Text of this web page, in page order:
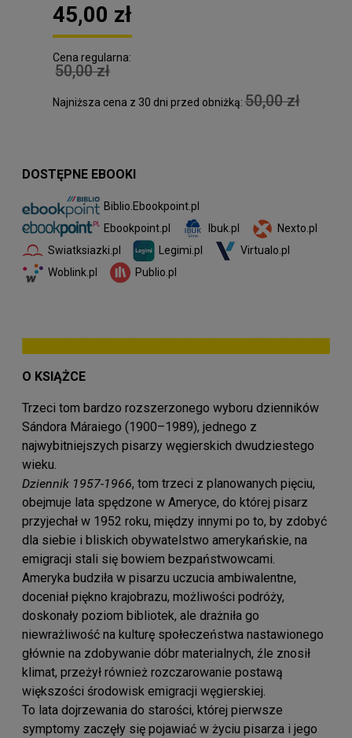
45,00 zł
Cena regularna:
50,00 zł
Najniższa cena z 30 dni przed obniżką:50,00 zł
DOSTĘPNE EBOOKI
Biblio.Ebookpoint.pl
Ebookpoint.pl
Ibuk.pl
Nexto.pl
Swiatksiazki.pl
Legimi.pl
Virtualo.pl
Woblink.pl
Publio.pl
O KSIĄŻCE
Trzeci tom bardzo rozszerzonego wyboru dzienników
Sándora Máraiego (1900–1989), jednego z
najwybitniejszych pisarzy węgierskich dwudziestego
wieku.
Dziennik 1957-1966, tom trzeci z planowanych pięciu,
obejmuje lata spędzone w Ameryce, do której pisarz
przyjechał w 1952 roku, między innymi po to, by zdobyć
dla siebie i bliskich obywatelstwo amerykańskie, na
emigracji stali się bowiem bezpaństwowcami.
Ameryka budziła w pisarzu uczucia ambiwalentne,
doceniał piękno krajobrazu, możliwości podróży,
doskonały poziom bibliotek, ale drażniła go
niewrażliwość na kulturę społeczeństwa nastawionego
głównie na zdobywanie dóbr materialnych, źle znosił
klimat, przeżył również rozczarowanie postawą
większości środowisk emigracji węgierskiej.
To lata dojrzewania do starości, której pierwsze
symptomy zaczęły się pojawiać w życiu pisarza i jego